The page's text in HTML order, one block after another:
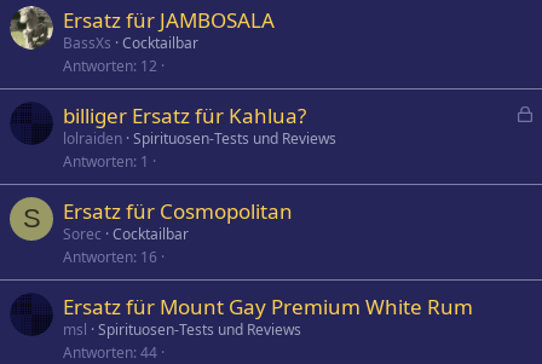
Ersatz für JAMBOSALA
BassXs Cocktailbar
Antworten 12
p
billiger Ersatz für Kahlua?
lolraiden Spirituosen-Tests und Reviews
Antworten 1
S Ersatz für Cosmopolitan
Sorec Cocktailbar
Antworten 16
Ersatz für Mount Gay Premium White Rum
msl Spirituosen-Tests und Reviews
Antworten 44